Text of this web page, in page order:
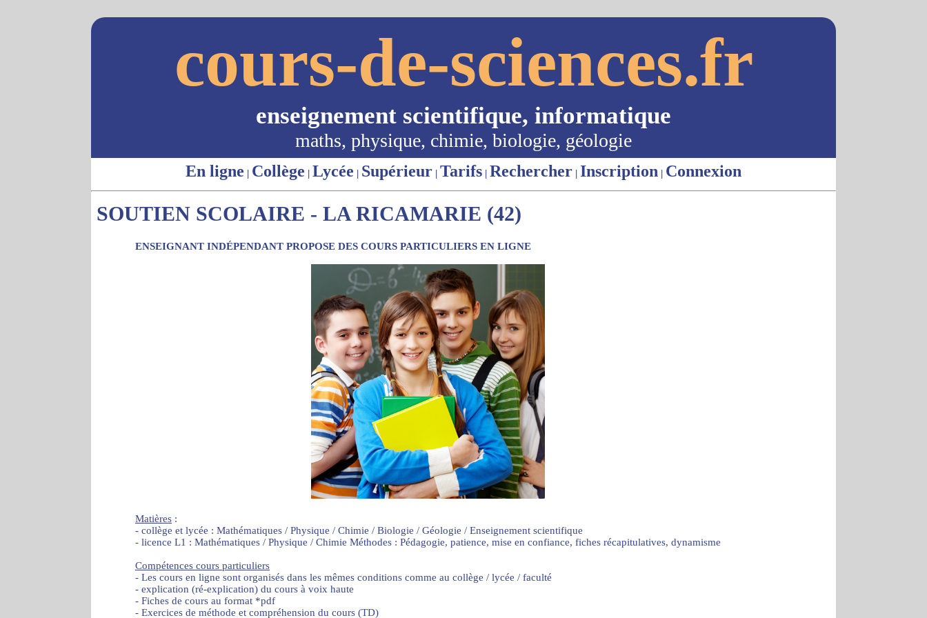
cours-de-sciences.fr
enseignement scientifique, informatique
maths, physique, chimie, biologie, géologie
En ligne | Collège | Lycée | Supérieur | Tarifs | Rechercher | Inscription | Connexion
SOUTIEN SCOLAIRE - LA RICAMARIE (42)
ENSEIGNANT INDÉPENDANT PROPOSE DES COURS PARTICULIERS EN LIGNE
Matières :
- collège et lycée : Mathématiques / Physique / Chimie / Biologie / Géologie / Enseignement scientifique
- licence L1 : Mathématiques / Physique / Chimie Méthodes : Pédagogie, patience, mise en confiance, fiches récapitulatives, dynamisme
Compétences cours particuliers
- Les cours en ligne sont organisés dans les mêmes conditions comme au collège / lycée / faculté
- explication (ré-explication) du cours à voix haute
- Fiches de cours au format *pdf
- Exercices de méthode et compréhension du cours (TD)